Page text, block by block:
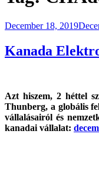
Posted
December 18, 2019
Kanada
Azt hiszem, 2 héttel
Thunberg, a globális
vállalásairól és
kanadai vállalat: